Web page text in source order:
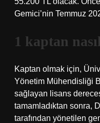
Gemici’nin Temmuz
1 kaptan
Kaptan olmak için,
Yönetim Mühendisliği
sağlayan lisans
tamamladıktan sonra,
tarafından yönetilen